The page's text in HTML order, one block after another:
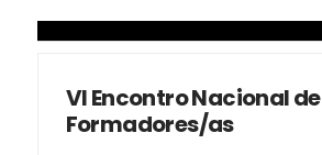
VI Encontro Nacional de
Formadores/as